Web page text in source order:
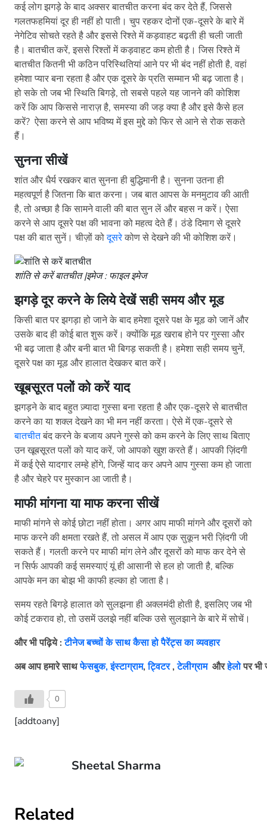
कई लोग झगड़े के बाद अक्सर बातचीत करना बंद कर देते हैं, जिससे
गलतफहमियां दूर ही नहीं हो पाती। चुप रहकर दोनों एक-दूसरे के बारे में
नेगेटिव सोचते रहते है और इससे रिश्ते में कड़वाहट बढ़ती ही चली जाती
है। बातचीत करें, इससे रिश्तों में कड़वाहट कम होती है। जिस रिश्ते में
बातचीत कितनी भी कठिन परिस्थितियां आने पर भी बंद नहीं होती है, वहां
हमेशा प्यार बना रहता है और एक दूसरे के प्रति सम्मान भी बढ़ जाता है।
हो सके तो जब भी स्थिति बिगड़े, तो सबसे पहले यह जानने की कोशिश
करें कि आप किससे नाराज़ है, समस्या की जड़ क्या है और इसे कैसे हल
करें? ऐसा करने से आप भविष्य में इस मुद्दे को फिर से आने से रोक सकते
हैं।
सुनना सीखें
शांत और धैर्य रखकर बात सुनना ही बुद्धिमानी है। सुनना उतना ही
महत्वपूर्ण है जितना कि बात करना। जब बात आपस के मनमुटाव की आती
है, तो अच्छा है कि सामने वाली की बात सुन लें और बहस न करें। ऐसा
करने से आप दूसरे पक्ष की भावना को महत्व देते हैं। ठंडे दिमाग से दूसरे
पक्ष की बात सुनें। चीज़ों कोदूसरेकोण से देखने की भी कोशिश करें।
शांति से करें बातचीत |इमेज : फाइल इमेज
झगड़े दूर करने के लिये देखें सही समय और मूड
किसी बात पर झगड़ा हो जाने के बाद हमेशा दूसरे पक्ष के मूड को जानें और
उसके बाद ही कोई बात शुरू करें। क्योंकि मूड खराब होने पर गुस्सा और
भी बढ़ जाता है और बनी बात भी बिगड़ सकती है। हमेशा सही समय चुनें,
दूसरे पक्ष का मूड और हालात देखकर बात करें।
खूबसूरत पलों को करें याद
झगड़ने के बाद बहुत ज़्यादा गुस्सा बना रहता है और एक-दूसरे से बातचीत
करने का या शक्ल देखने का भी मन नहीं करता। ऐसे में एक-दूसरे से
बातचीतबंद करने के बजाय अपने गुस्से को कम करने के लिए साथ बिताए
उन खूबसूरत पलों को याद करें, जो आपको खुश करते हैं। आपकी ज़िंदगी
में कई ऐसे यादगार लम्हे होंगे, जिन्हें याद कर अपने आप गुस्सा कम हो जाता
है और चेहरे पर मुस्कान आ जाती है।
माफी मांगना यामाफकरना सीखें
माफी मांगने से कोई छोटा नहीं होता। अगर आप माफी मांगने और दूसरों को
माफ करने की क्षमता रखते हैं, तो असल में आप एक सुकून भरी ज़िंदगी जी
सकते हैं। गलती करने पर माफी मांग लेने और दूसरों को माफ कर देने से
न सिर्फ आपकी कई समस्याएं यूं ही आसानी से हल हो जाती है, बल्कि
आपके मन का बोझ भी काफी हल्का हो जाता है।
समय रहते बिगड़े हालात को सुलझना ही अक्लमंदी होती है, इसलिए जब भी
कोई टकराव हो, तो उसमें उलझे नहीं बल्कि उसे सुलझाने के बारे में सोचें।
और भी पढ़िये : टीनेज बच्चों के साथ कैसा हो पैरेंट्स का व्यवहार
अब आप हमारे साथफेसबुक,इंस्टाग्राम,ट्विटर,टेलीग्राम औरहेलोपर भी
0
[addtoany]
Sheetal Sharma
Related